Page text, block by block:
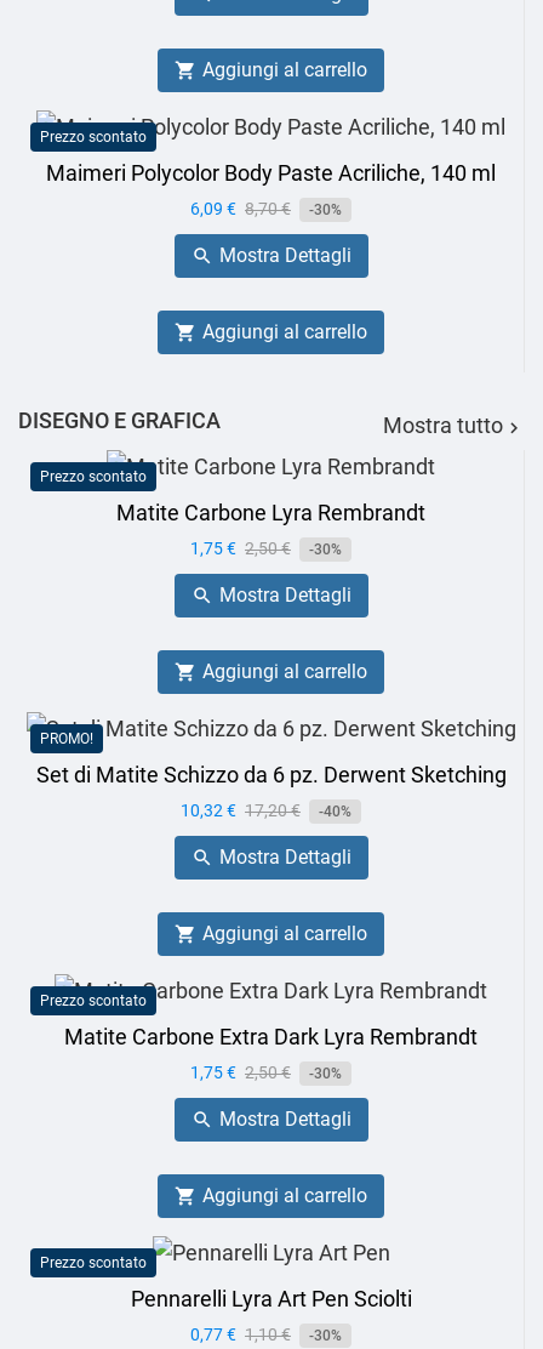
 Aggiungi al carrello
Prezzo scontato
Maimeri Polycolor Body Paste Acriliche, 140 ml
Prezzo
6,09 € Prezzo
base
8,70 € -30%
 Mostra Dettagli
 Aggiungi al carrello
DISEGNO E GRAFICA Mostra tutto 
Prezzo scontato
Matite Carbone Lyra Rembrandt
Prezzo
1,75 € Prezzo
base
2,50 € -30%
 Mostra Dettagli
 Aggiungi al carrello
PROMO!
Set di Matite Schizzo da 6 pz. Derwent Sketching
Prezzo
10,32 € Prezzo
base
17,20 € -40%
 Mostra Dettagli
 Aggiungi al carrello
Prezzo scontato
Matite Carbone Extra Dark Lyra Rembrandt
Prezzo
1,75 € Prezzo
base
2,50 € -30%
 Mostra Dettagli
 Aggiungi al carrello
Prezzo scontato
Pennarelli Lyra Art Pen Sciolti
Prezzo
0,77 € Prezzo
1,10 € -30%